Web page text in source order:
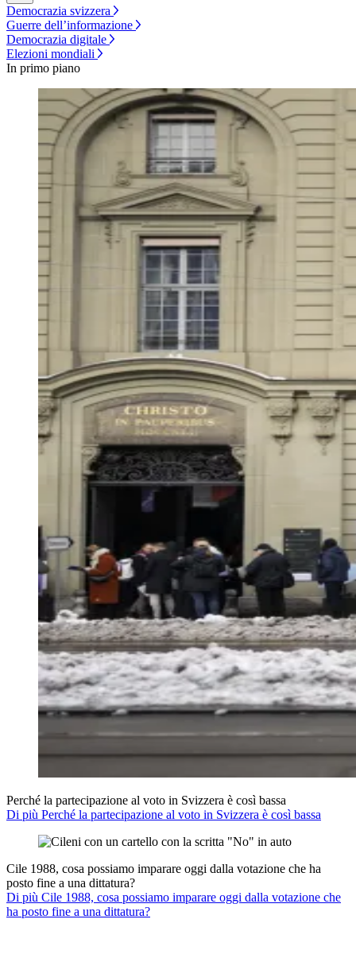
Democrazia svizzera
Guerre dell’informazione
Democrazia digitale
Elezioni mondiali
In primo piano
Perché la partecipazione al voto in Svizzera è così bassa
Di più Perché la partecipazione al voto in Svizzera è così bassa
Cile 1988, cosa possiamo imparare oggi dalla votazione che ha
posto fine a una dittatura?
Di più Cile 1988, cosa possiamo imparare oggi dalla votazione che
ha posto fine a una dittatura?